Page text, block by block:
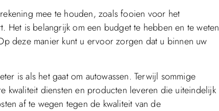
mee te houden, zoals fooien voor het
Het is belangrijk om een budget te hebben en te weten
deze manier kunt u ervoor zorgen dat u binnen uw
is als het gaat om autowassen. Terwijl sommige
kwaliteit diensten en producten leveren die uiteindelijk
af te wegen tegen de kwaliteit van de